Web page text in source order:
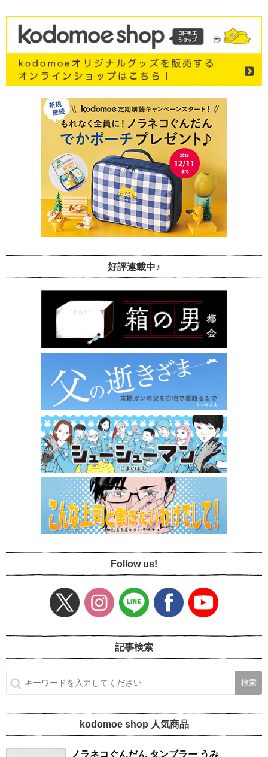
好評連載中♪
Follow us!
記事検索
kodomoe shop 人気商品
ノラネコぐんだん タンブラー うみ